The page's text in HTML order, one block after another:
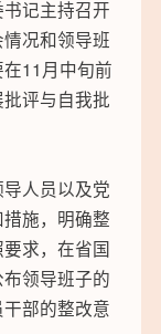
记主持召开
况和领导班
11月中旬前
评与自我批
人员以及党
施，明确整
求，在省国
领导班子的
部的整改意